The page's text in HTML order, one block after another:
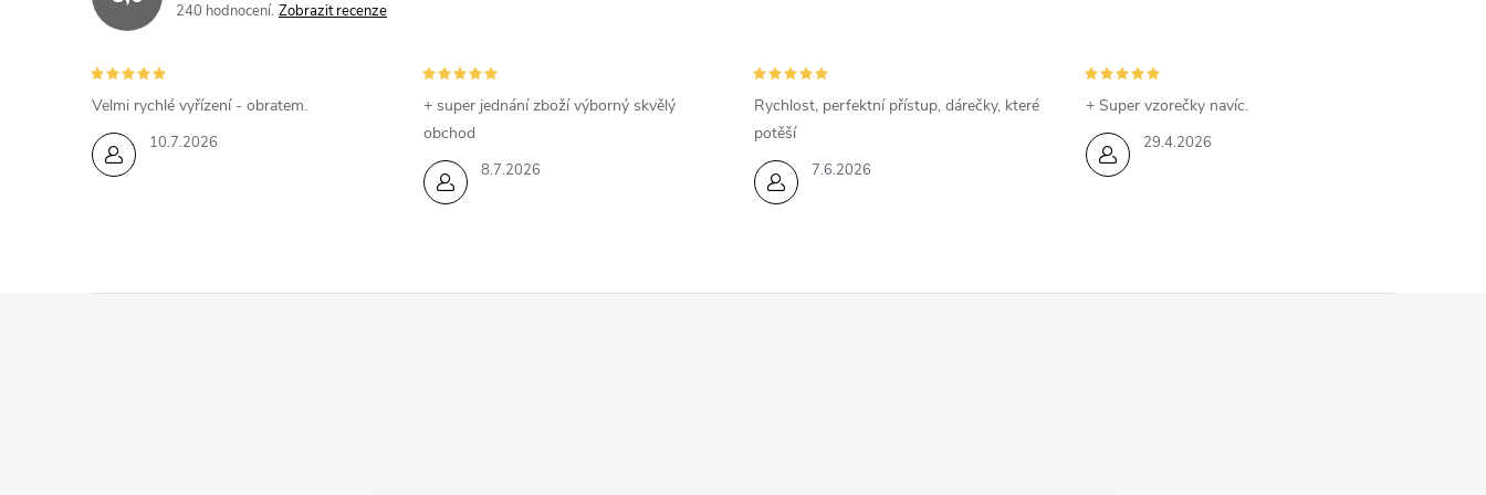
240 hodnocení Zobrazit recenze
10.7.2026
Velmi rychlé vyřízení - obratem.
8.7.2026
+ super jednání zboží výborný skvělý
obchod
7.6.2026
Rychlost, perfektní přístup, dárečky, které
potěší
29.4.2026
+ Super vzorečky navíc.